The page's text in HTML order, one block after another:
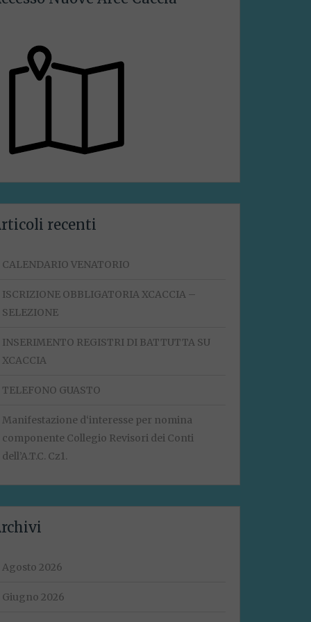
recenti
CALENDARIO VENATORIO
ISCRIZIONE OBBLIGATORIA XCACCIA –
SELEZIONE
INSERIMENTO REGISTRI DI BATTUTTA SU
XCACCIA
TELEFONO GUASTO
Manifestazione d‘interesse per nomina
componente Collegio Revisori dei Conti
dell’A.T.C. Cz1.
Agosto 2026
Giugno 2026